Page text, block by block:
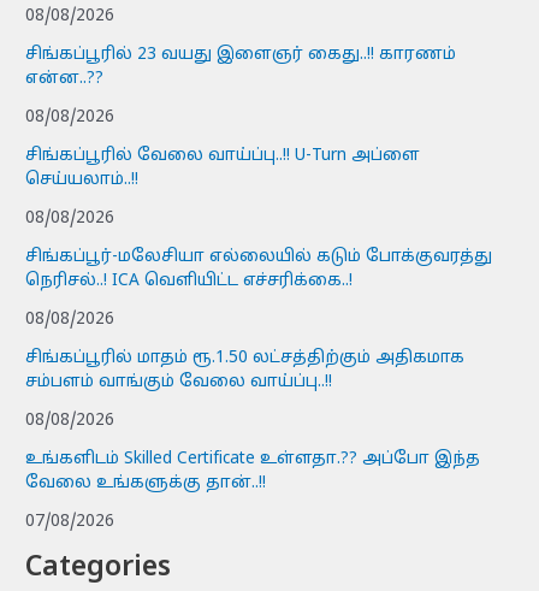
08/08/2026
சிங்கப்பூரில் 23 வயது இளைஞர் கைது..!! காரணம்
என்ன..??
08/08/2026
சிங்கப்பூரில் வேலை வாய்ப்பு..!! U-Turn அப்ளை
செய்யலாம்..!!
08/08/2026
சிங்கப்பூர்-மலேசியா எல்லையில் கடும் போக்குவரத்து
நெரிசல்..! ICA வெளியிட்ட எச்சரிக்கை..!
08/08/2026
சிங்கப்பூரில் மாதம் ரூ.1.50 லட்சத்திற்கும் அதிகமாக
சம்பளம் வாங்கும் வேலை வாய்ப்பு..!!
08/08/2026
உங்களிடம் Skilled Certificate உள்ளதா.?? அப்போ இந்த
வேலை உங்களுக்கு தான்..!!
07/08/2026
Categories